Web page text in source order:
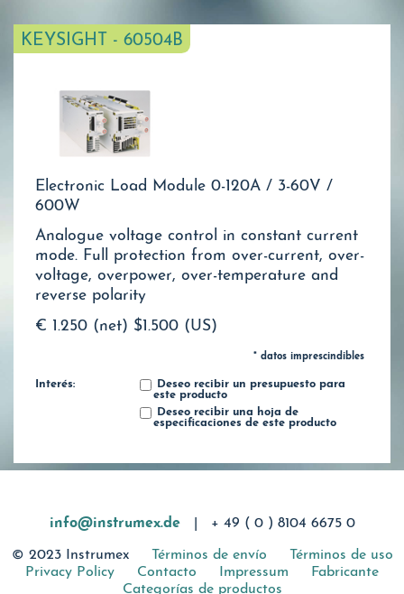
KEYSIGHT - 60504B
Electronic Load Module 0-120A / 3-60V /
600W
Analogue voltage control in constant current
mode. Full protection from over-current, over-
voltage, overpower, over-temperature and
reverse polarity
€ 1.250 (net) $1.500 (US)
* datos imprescindibles
Interés:
Deseo recibir un presupuesto para
este producto
Deseo recibir una hoja de
especificaciones de este producto
info@instrumex.de + 49 ( 0 ) 8104 6675 0
© 2023 Instrumex Términos de envío
Términos de uso
Privacy Policy
Contacto Impressum
Fabricante
Categorías de productos